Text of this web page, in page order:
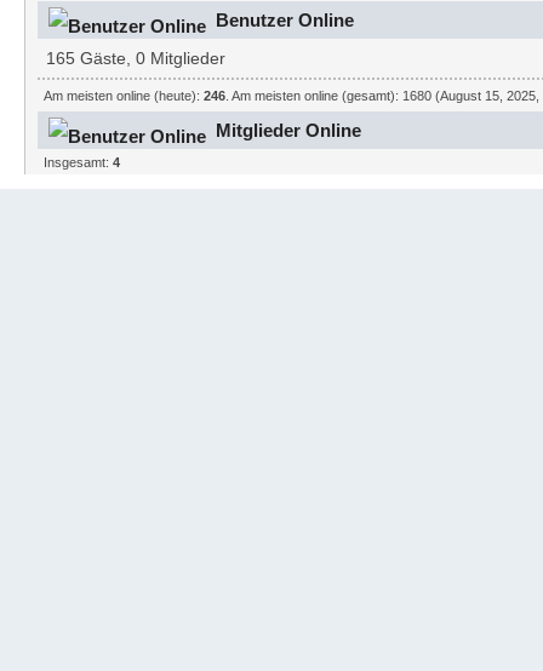
Benutzer Online
165 Gäste, 0 Mitglieder
Am meisten online (heute):246 . Am meisten online (gesamt): 1680 (August 15,
Mitglieder Online
Insgesamt:4